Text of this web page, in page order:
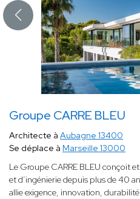
Groupe CARRE BLEU
Architecte à Aubagne 13400
Se déplace à Marseille 13000
Le Groupe CARRE BLEU conçoit
et d’ingénierie depuis plus de 40
allie exigence, innovation,